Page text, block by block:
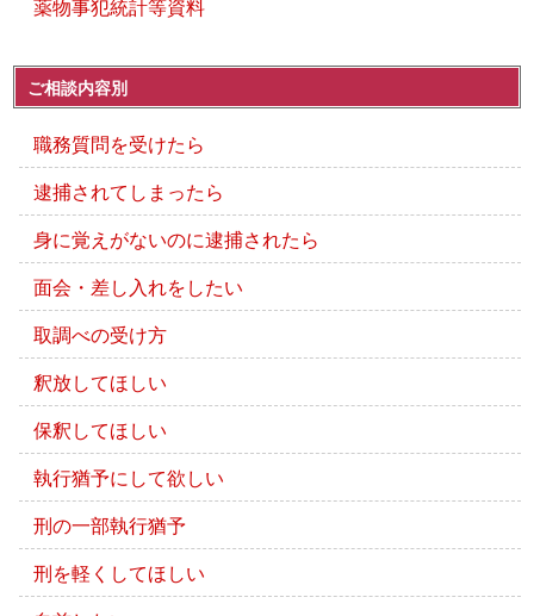
薬物事犯統計等資料
ご相談内容別
職務質問を受けたら
逮捕されてしまったら
身に覚えがないのに逮捕されたら
面会・差し入れをしたい
取調べの受け方
釈放してほしい
保釈してほしい
執行猶予にして欲しい
刑の一部執行猶予
刑を軽くしてほしい